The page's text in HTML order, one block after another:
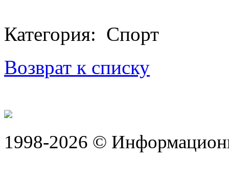
Категория: Спорт
Возврат к списку
1998-2026 ©